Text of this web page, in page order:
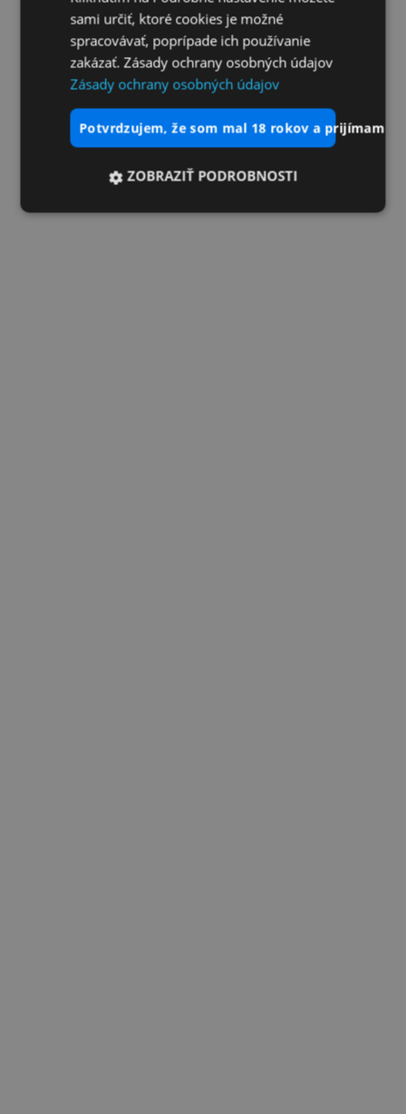
sami určiť, ktoré cookies je možné
spracovávať, poprípade ich používanie
zakázať. Zásady ochrany osobných údajov
Zásady ochrany osobných údajov
potvrdzujem, že som mal 18 rokov a prijímam
ZOBRAZIŤ PODROBNOSTI